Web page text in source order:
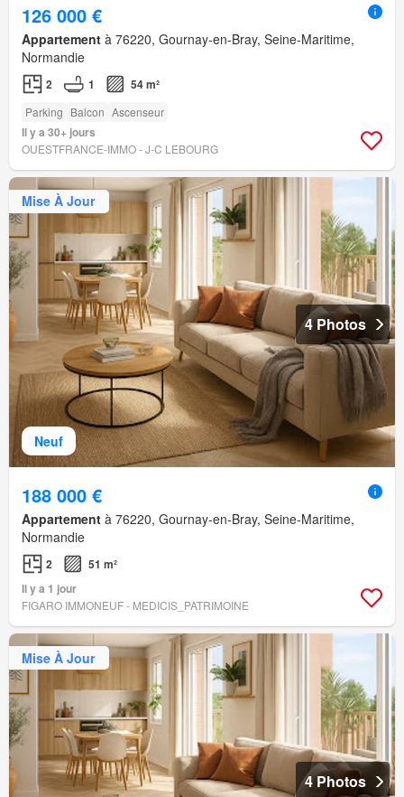
126 000 €
Appartement à 76220, Gournay-en-Bray, Seine-Maritime,
Normandie
2 1 54 m²
Parking Balcon Ascenseur
Il y a 30+ jours
OUESTFRANCE-IMMO - J-C LEBOURG
Neuf
Mise À Jour
4 Photos
188 000 €
Appartement à 76220, Gournay-en-Bray, Seine-Maritime,
Normandie
2
51 m²
Il y a 1 jour
FIGARO IMMONEUF - MEDICIS_PATRIMOINE
Mise À Jour
4 Photos